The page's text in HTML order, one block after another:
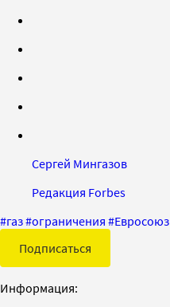
Сергей Мингазов
Редакция Forbes
#газ#ограничения #Евросоюз
Подписаться
Информация: